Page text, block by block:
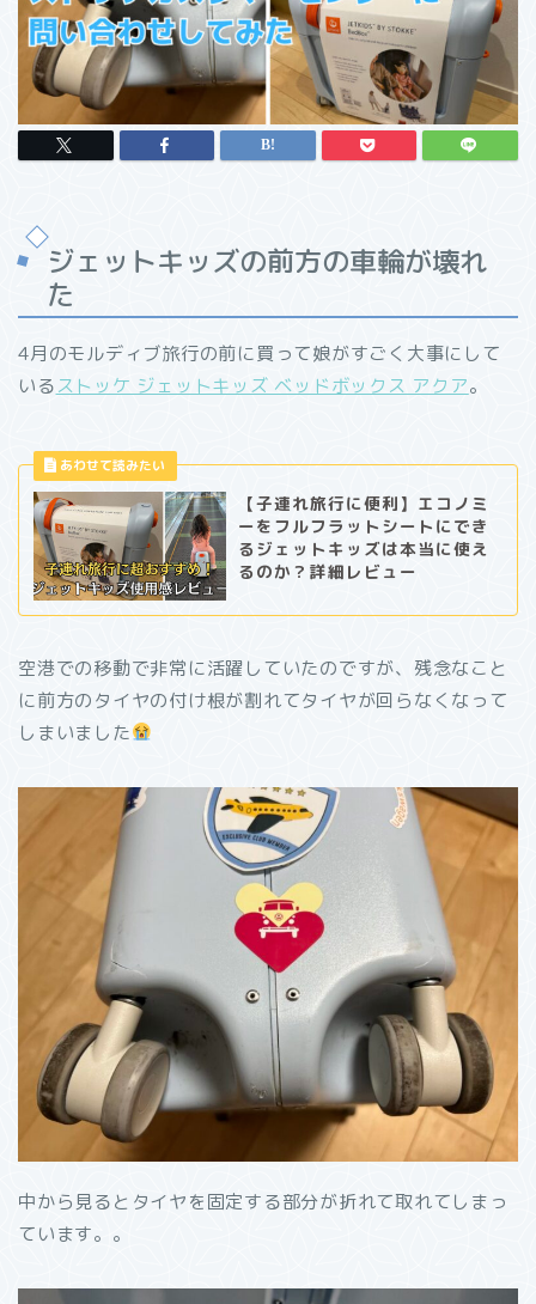
ジェットキッズの前方の車輪が壊れ
た
4月のモルディブ旅行の前に買って娘がすごく大事にして
いるストッケ ジェットキッズ ベッドボックス アクア。
【子連れ旅行に便利】エコノミ
ーをフルフラットシートにでき
るジェットキッズは本当に使え
るのか？詳細レビュー
空港での移動で非常に活躍していたのですが、残念なこと
に前方のタイヤの付け根が割れてタイヤが回らなくなって
しまいました
中から見るとタイヤを固定する部分が折れて取れてしまっ
ています。。